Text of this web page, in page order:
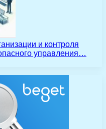
и контроля
управления…